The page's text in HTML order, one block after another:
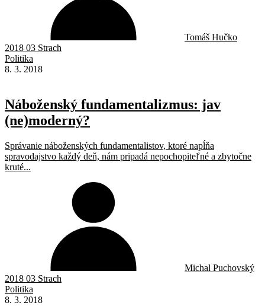
Tomáš Hučko
2018 03 Strach
Politika
8. 3. 2018
Náboženský fundamentalizmus: jav
(ne)moderný?
Správanie náboženských fundamentalistov, ktoré napĺňa
spravodajstvo každý deň, nám pripadá nepochopiteľné a zbytočne
kruté...
Michal Puchovský
2018 03 Strach
Politika
8. 3. 2018